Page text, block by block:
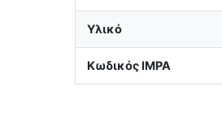
Υλικό
Κωδικός IMPA